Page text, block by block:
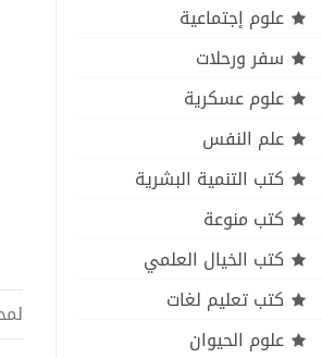
علوم إجتماعية
سفر ورحلات
علوم عسكرية
علم النفس
كتب التنمية البشرية
كتب منوعة
كتب الخيال العلمي
كتب تعليم لغات
علوم الحيوان